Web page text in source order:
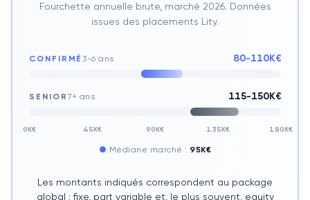
Fourchette annuelle brute, marché 2026. Données
issues des placements Lity.
CONFIRMÉ3-6 ans 80-110K€
SENIOR 7+ ans 115-150K€
0K€ 45K€ 90K€ 135K€ 180K€
● Médiane marché : 95K€
Les montants indiqués correspondent au package
global : fixe, part variable et, le plus souvent, equity